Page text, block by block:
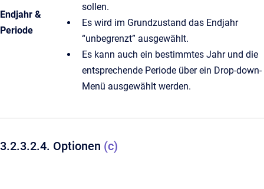
Endjahr &
Periode
sollen.
Es wird im Grundzustand das Endjahr
“unbegrenzt” ausgewählt.
Es kann auch ein bestimmtes Jahr und die
entsprechende Periode über ein Drop-down-
Menü ausgewählt werden.
3.2.3.2.4. Optionen (c)